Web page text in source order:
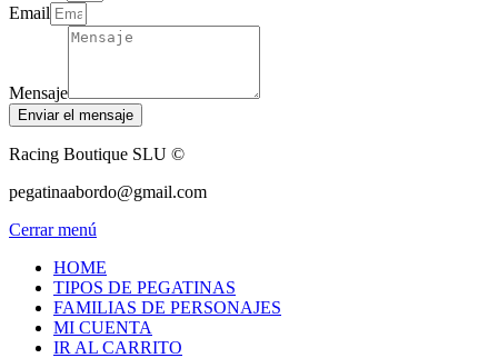
Email
Mensaje
Enviar el mensaje
Racing Boutique SLU ©
pegatinaabordo@gmail.com
Cerrar menú
HOME
TIPOS DE PEGATINAS
FAMILIAS DE PERSONAJES
MI CUENTA
IR AL CARRITO